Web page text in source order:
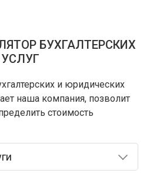
БУХГАЛТЕРСКИХ
и юридических
наша компания, позволит
стоимость